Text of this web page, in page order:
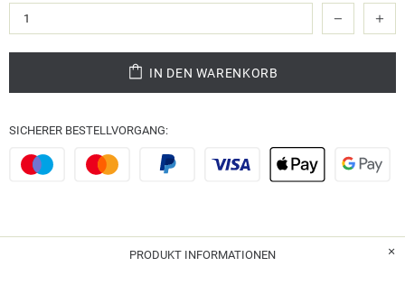
IN DEN WARENKORB
SICHERER BESTELLVORGANG:
PRODUKT INFORMATIONEN